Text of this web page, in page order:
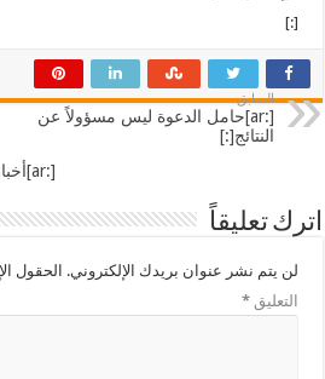
[:]
السابق
[:ar]حامل الدعوة ليس مسؤولاً عن
النتائج[:]
[:ar]أخبار المسلمين في العالم[:]
اترك تعليقاً
لن يتم نشر عنوان بريدك الإلكتروني. الحقول
التعليق*